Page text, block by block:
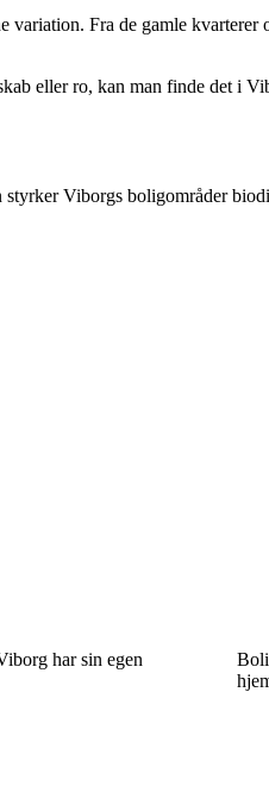
variation. Fra de gamle
eller ro, kan man finde det i
Viborgs boligområder
har sin egen